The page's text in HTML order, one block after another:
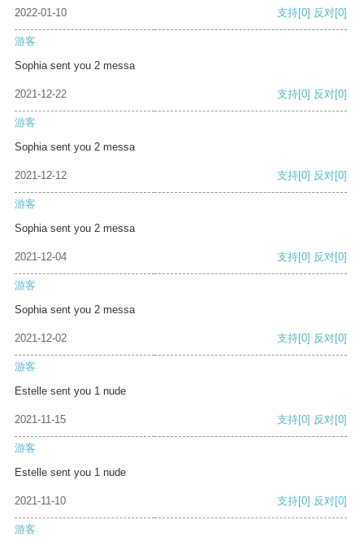
2022-01-10 支持[0] 反对[0]
游客
Sophia sent you 2 messa
2021-12-22 支持[0] 反对[0]
游客
Sophia sent you 2 messa
2021-12-12 支持[0] 反对[0]
游客
Sophia sent you 2 messa
2021-12-04 支持[0] 反对[0]
游客
Sophia sent you 2 messa
2021-12-02 支持[0] 反对[0]
游客
Estelle sent you 1 nude
2021-11-15 支持[0] 反对[0]
游客
Estelle sent you 1 nude
2021-11-10 支持[0] 反对[0]
游客